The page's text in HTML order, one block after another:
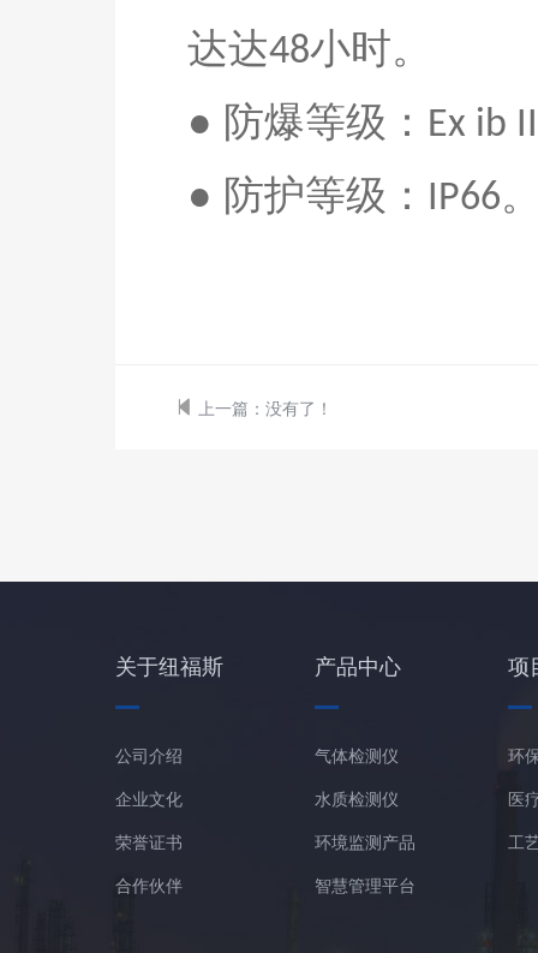
达达48小时。
● 防爆等级： Ex ib
● 防护等级： IP66
上一篇： 没有了！
关于纽福斯
公司介绍
企业文化
荣誉证书
合作伙伴
产品中心
气体检测仪
水质检测仪
环境监测产品
智慧管理平台
项
环
医
工